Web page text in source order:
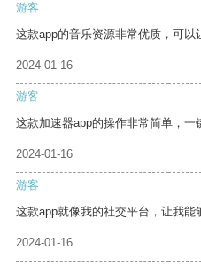
游客
这款app的音乐资源非常优质，可以
2024-01-16
游客
这款加速器app的操作非常简单，一
2024-01-16
游客
这款app就像我的社交平台，让我能
2024-01-16